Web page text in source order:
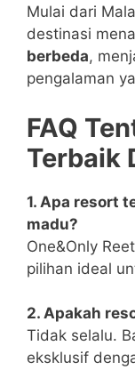
Mulai dari
destinasi
berbeda,
pengalaman
FAQ
Terbaik
1. Apa resort
madu?
One&Only
pilihan ideal
2. Apakah
Tidak selalu.
eksklusif